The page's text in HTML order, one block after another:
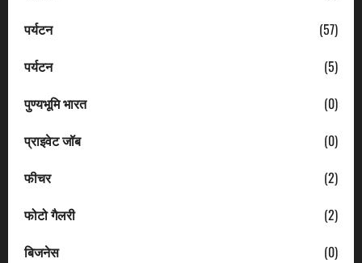
पर्यटन
(57)
पर्यटन
(5)
पुण्यभूमि भारत
(0)
प्राइवेट जॉब
(0)
फीचर
(2)
फोटो गैलरी
(2)
बिजनेस
(0)